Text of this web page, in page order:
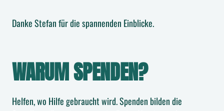
Danke Stefan für die spannenden Einblicke.
WARUM SPENDEN?
Helfen, wo Hilfe gebraucht wird. Spenden bilden die